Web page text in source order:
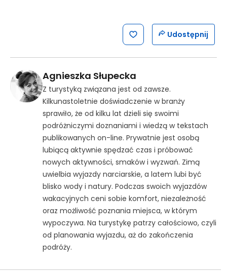
Udostępnij
Agnieszka Słupecka
Z turystyką związana jest od zawsze.
Kilkunastoletnie doświadczenie w branży
sprawiło, że od kilku lat dzieli się swoimi
podróżniczymi doznaniami i wiedzą w tekstach
publikowanych on-line. Prywatnie jest osobą
lubiącą aktywnie spędzać czas i próbować
nowych aktywności, smaków i wyzwań. Zimą
uwielbia wyjazdy narciarskie, a latem lubi być
blisko wody i natury. Podczas swoich wyjazdów
wakacyjnych ceni sobie komfort, niezależność
oraz możliwość poznania miejsca, w którym
wypoczywa. Na turystykę patrzy całościowo, czyli
od planowania wyjazdu, aż do zakończenia
podróży.